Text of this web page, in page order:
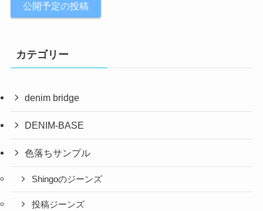
公開予定の投稿
カテゴリー
denim bridge
DENIM-BASE
色落ちサンプル
Shingoのジーンズ
投稿ジーンズ